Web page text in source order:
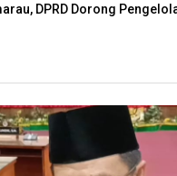
DPRD Dorong